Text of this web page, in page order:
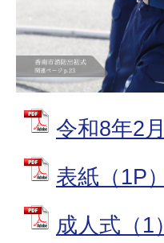
令和8年2
表紙（1P
成人式（1